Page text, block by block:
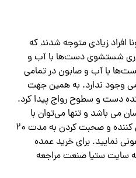
افراد زیادی متوجه شدند که
شستشوی دست‌ها با آب و
با آب و صابون در تمامی
وجود ندارد. به همین جهت
دست و سطوح رواج پیدا کرد.
می باشد و تنها می‌توان با
اسپری نمودن محلول ضدعفونی کننده و صحبت کردن به مدت ۲۰
نمایید. برای خرید عمده
سایت ستیا صنعت مراجعه